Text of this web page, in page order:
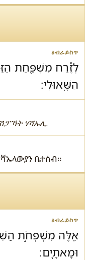
לְזֶ֕רַח מִשְׁפַּ֖חַת
הַשָּֽׁאוּלִֽי׃
ሃሻኡሊ.
ቤተሰብ።
אֵ֖לֶּה מִשְׁפְּחֹ֣ת
וּמָאתָֽיִם׃